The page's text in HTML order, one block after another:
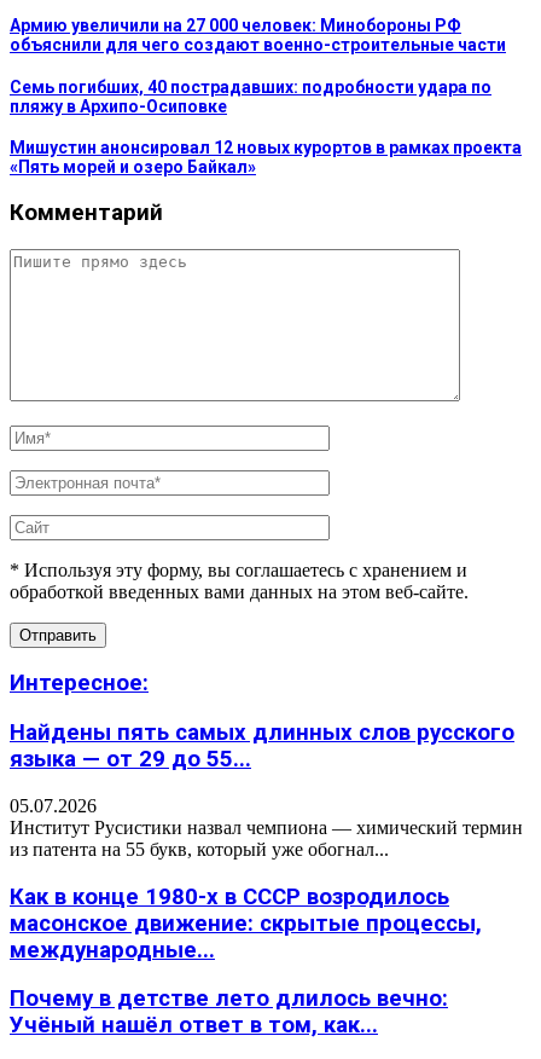
Армию увеличили на 27 000 человек: Минобороны РФ
объяснили для чего создают военно-строительные части
Семь погибших, 40 пострадавших: подробности удара по
пляжу в Архипо-Осиповке
Мишустин анонсировал 12 новых курортов в рамках проекта
«Пять морей и озеро Байкал»
Комментарий
* Используя эту форму, вы соглашаетесь с хранением и
обработкой введенных вами данных на этом веб-сайте.
Интересное:
Найдены пять самых длинных слов русского
языка — от 29 до 55...
05.07.2026
Институт Русистики назвал чемпиона — химический термин
из патента на 55 букв, который уже обогнал...
Как в конце 1980-х в СССР возродилось
масонское движение: скрытые процессы,
международные...
Почему в детстве лето длилось вечно:
Учёный нашёл ответ в том, как...